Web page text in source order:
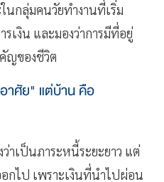
นกลุ่มคนวัยทำงานที่เริ่ม
รเงิน และมองว่าการมีที่อยู่
ญของชีวิต
าศัย" แต่บ้าน คือ
าเป็นภาระหนี้ระยะยาว แต่
กไป เพราะเงินที่นำไปผ่อน